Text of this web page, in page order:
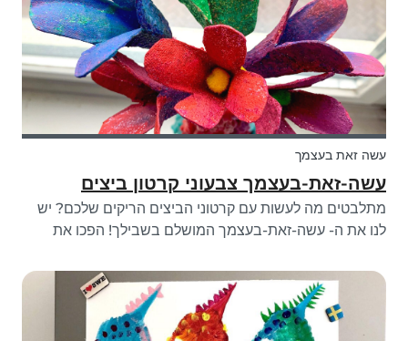
עשה זאת בעצמך
עשה-זאת-בעצמך צבעוני קרטון ביצים
מתלבטים מה לעשות עם קרטוני הביצים הריקים שלכם? יש
לנו את ה- עשה-זאת-בעצמך המושלם בשבילך! הפכו את
עשה-זאת-בעצמך מעולה להורים, לילדים ולבייביסיטר לעשות
יחד! בנוסף, את/ה יכול/ה גם להעני...